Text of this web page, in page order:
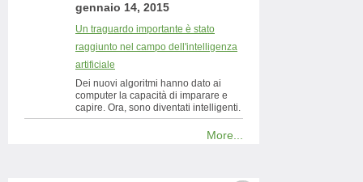
gennaio 14, 2015
Un traguardo importante è stato
raggiunto nel campo dell'intelligenza
artificiale
Dei nuovi algoritmi hanno dato ai
computer la capacità di imparare e
capire. Ora, sono diventati intelligenti.
More...